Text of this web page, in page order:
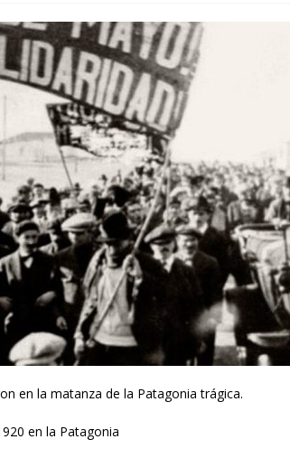
en la matanza de la Patagonia trágica.
en la Patagonia